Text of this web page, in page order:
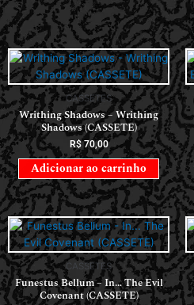
CASSETES
Writhing Shadows – Writhing
Shadows (CASSETE)
R$70,00
Adicionar ao carrinho
CASSETES
Funestus Bellum – In… The Evil
Covenant (CASSETE)